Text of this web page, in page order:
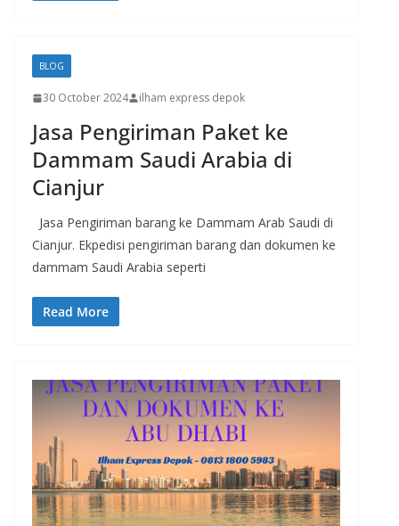
BLOG
30 October 2024 ilham express depok
Jasa Pengiriman Paket ke
Dammam Saudi Arabia di
Cianjur
Jasa Pengiriman barang ke Dammam Arab Saudi di
Cianjur. Ekpedisi pengiriman barang dan dokumen ke
dammam Saudi Arabia seperti
Read More